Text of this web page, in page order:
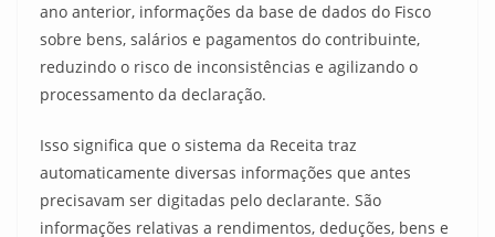
ano anterior, informações da base de dados do Fisco
sobre bens, salários e pagamentos do contribuinte,
reduzindo o risco de inconsistências e agilizando o
processamento da declaração.
Isso significa que o sistema da Receita traz
automaticamente diversas informações que antes
precisavam ser digitadas pelo declarante. São
informações relativas a rendimentos, deduções, bens e